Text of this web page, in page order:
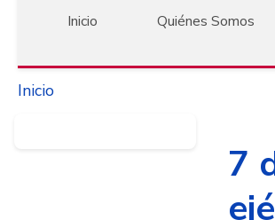
Inicio Quiénes Somos
Inicio
7